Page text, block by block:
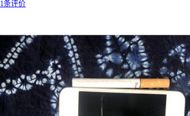
1条评价